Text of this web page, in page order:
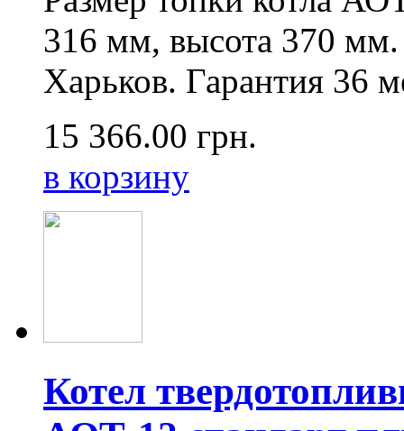
316 мм, высота 370 мм.
Харьков. Гарантия 36
15 366.00 грн.
в корзину
Котел